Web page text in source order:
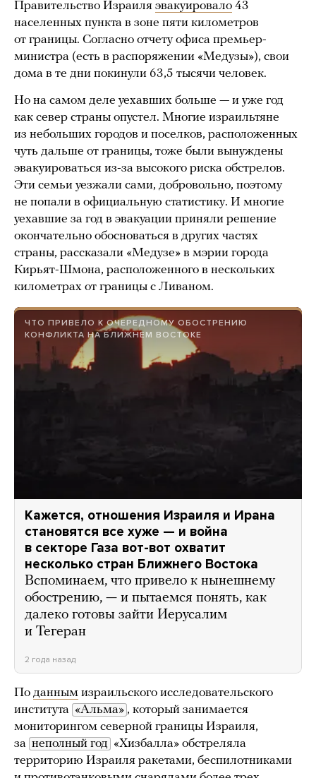
Правительство Израиля эвакуировало 43
населенных пункта в зоне пяти километров
от границы. Согласно отчету офиса премьер-
министра (есть в распоряжении «Медузы»), свои
дома в те дни покинули 63,5 тысячи человек.
Но на самом деле уехавших больше — и уже год
как север страны опустел. Многие израильтяне
из небольших городов и поселков, расположенных
чуть дальше от границы, тоже были вынуждены
эвакуироваться из-за высокого риска обстрелов.
Эти семьи уезжали сами, добровольно, поэтому
не попали в официальную статистику. И многие
уехавшие за год в эвакуации приняли решение
окончательно обосноваться в других частях
страны, рассказали «Медузе» в мэрии города
Кирьят-Шмона, расположенного в нескольких
километрах от границы с Ливаном.
ЧТО ПРИВЕЛО К ОЧЕРЕДНОМУ ОБОСТРЕНИЮ
КОНФЛИКТА НА БЛИЖНЕМ ВОСТОКЕ
Кажется, отношения Израиля и Ирана
становятся все хуже — и война
в секторе Газа вот-вот охватит
несколько стран Ближнего Востока
Вспоминаем, что привело к нынешнему
обострению, — и пытаемся понять, как
далеко готовы зайти Иерусалим
и Тегеран
2 года назад
По данным израильского исследовательского
института «Альма» , который занимается
мониторингом северной границы Израиля,
за неполный год «Хизбалла» обстреляла
территорию Израиля ракетами, беспилотниками